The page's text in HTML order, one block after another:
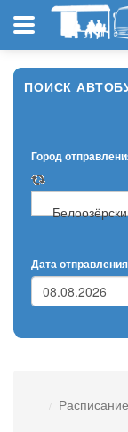
ПОИСК
Город
Дата отправления